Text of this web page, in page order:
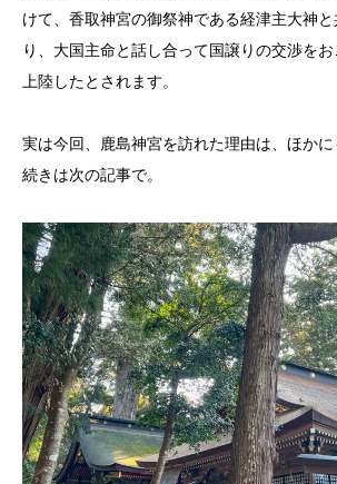
けて、香取神宮の御祭神である経津主大神
り、大国主命と話し合って国譲りの交渉を
上陸したとされます。
実は今回、鹿島神宮を訪れた理由は、ほかに
続きは次の記事で。